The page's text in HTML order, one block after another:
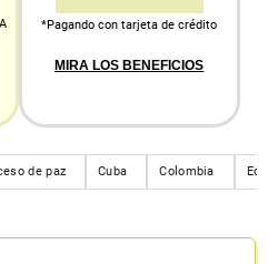
*Pagando con tarjeta de crédito
MIRA LOS BENEFICIOS
de paz Cuba Colombia